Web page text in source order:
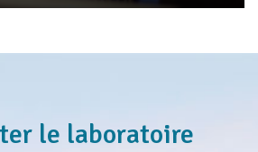
le laboratoire